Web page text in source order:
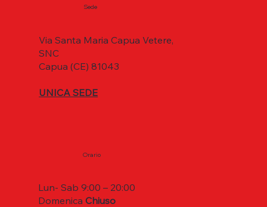
Sede
Via Santa Maria Capua Vetere,
SNC
Capua (CE) 81043
UNICA SEDE
Orario
Lun- Sab 9:00 – 20:00
DomenicaChiuso